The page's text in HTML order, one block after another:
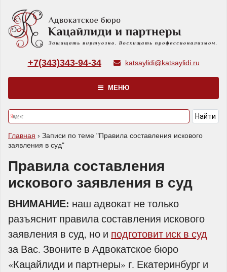
+7(343)343-94-34 katsaylidi@katsaylidi.ru
МЕНЮ
Главная › Записи по теме "Правила составления искового
заявления в суд"
Правила составления
искового заявления в суд
ВНИМАНИЕ: наш адвокат не только
разъяснит правила составления искового
заявления в суд, но и подготовит иск в суд
за Вас. Звоните в Адвокатское бюро
«Кацайлиди и партнеры» г. Екатеринбург и